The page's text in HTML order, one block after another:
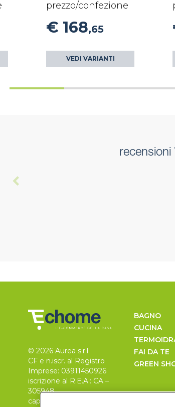
prezzo/confezione
€ 168,65
VEDI VARIANTI
recensioni
© 2026 Aurea s.r.l.
CF e n.iscr. al Registro
Imprese: 03911450926
iscrizione al R.E.A.: CA –
305948
capitale sociale 30.000
BAGNO
CUCINA
FAI DA TE
GREEN